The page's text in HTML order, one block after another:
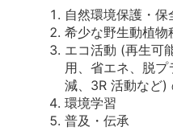
自然環境保護・保
希少な野生動植物
エコ活動 (再生可
用、省エネ、脱
減、3R 活動など)
環境学習
普及・伝承